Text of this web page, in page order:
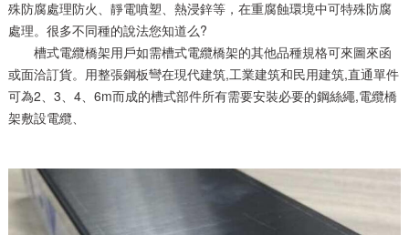
殊防腐處理防火、靜電噴塑、熱浸鋅等，在重腐蝕環境中可特殊防腐
處理。很多不同種的說法您知道么?
槽式電纜橋架用戶如需槽式電纜橋架的其他品種規格可來圖來函
或面洽訂貨。用整張鋼板彎在現代建筑,工業建筑和民用建筑,直通單件
可為2、3、4、6m而成的槽式部件所有需要安裝必要的鋼絲繩,電纜橋
架敷設電纜、